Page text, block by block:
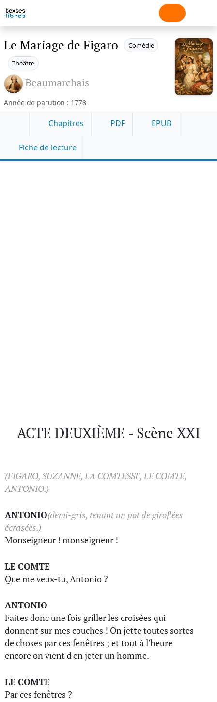
Le Mariage de Figaro Comédie
Théâtre
Beaumarchais
Année de parution : 1778
Chapitres PDF EPUB
Fiche de lecture
ACTE DEUXIÈME - Scène XXI
(FIGARO, SUZANNE, LA COMTESSE, LE COMTE,
ANTONIO.)
ANTONIO(demi-gris, tenant un pot de giroflées
écrasées.)
Monseigneur ! monseigneur !
LE COMTE
Que me veux-tu, Antonio ?
ANTONIO
Faites donc une fois griller les croisées qui
donnent sur mes couches ! On jette toutes sortes
de choses par ces fenêtres ; et tout à l'heure
encore on vient d'en jeter un homme.
LE COMTE
Par ces fenêtres ?